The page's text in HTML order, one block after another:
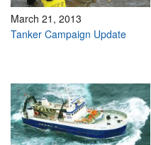
March 21, 2013
Tanker Campaign Update